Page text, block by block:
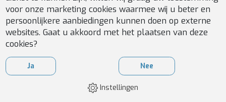
Installatiebeheer
WEBDESIGNBYAPPLEPIE
voor onze marketing cookies waarmee wij u beter en
persoonlijkere aanbiedingen kunnen doen op externe
websites. Gaat u akkoord met het plaatsen van deze
cookies?
Ja Nee
Instellingen